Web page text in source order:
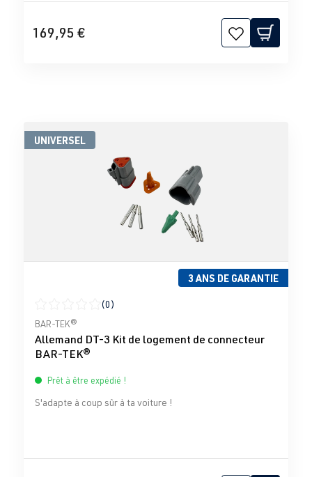
169,95 €
UNIVERSEL
3 ANS DE GARANTIE
Note moyenne de 0 sur 5 étoiles
(0)
BAR-TEK®
Allemand DT-3 Kit de logement de connecteur
BAR-TEK®
Prêt à être expédié !
S'adapte à coup sûr à ta voiture !